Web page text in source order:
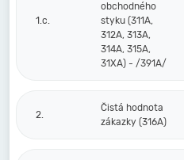
1.c.
obchodného
styku (311A,
312A, 313A,
314A, 315A,
31XA) - /391A/
2.
Čistá hodnota
zákazky (316A)